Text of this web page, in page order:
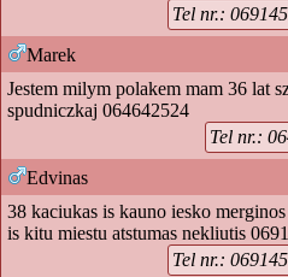
Tel nr.:
Marek
Jestem milym polakem mam 36 lat
spudniczkaj 064642524
Tel nr.:
Edvinas
38 kaciukas is kauno iesko
is kitu miestu atstumas nekliutis
Tel nr.: